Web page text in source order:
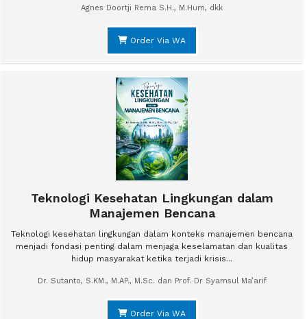
Agnes Doortji Rema S.H., M.Hum, dkk
Order Via WA
Teknologi Kesehatan Lingkungan dalam
Manajemen Bencana
Teknologi kesehatan lingkungan dalam konteks manajemen bencana
menjadi fondasi penting dalam menjaga keselamatan dan kualitas
hidup masyarakat ketika terjadi krisis...
Dr. Sutanto, S.KM., M.AP., M.Sc. dan Prof. Dr Syamsul Ma’arif
Order Via WA